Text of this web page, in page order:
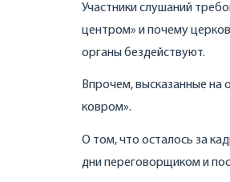
Участники слушаний
центром» и почему
органы бездействуют.
Впрочем, высказанные на
ковром».
О том, что осталось за
дни переговорщиком и